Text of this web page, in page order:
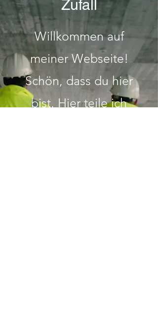
Zufall
Willkommen auf
meiner Webseite!
Schön, dass du hier
bist. Hier teile ich